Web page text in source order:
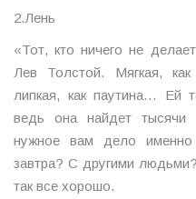
2.Лень
«Тот, кто ничего не
Лев Толстой. Мягкая,
липкая, как паутина… Ей
ведь она найдет тысячи
нужное вам дело
завтра? С другими
так все хорошо.